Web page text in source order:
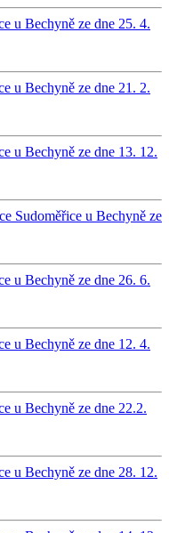
u Bechyně ze dne 25. 4.
u Bechyně ze dne 21. 2.
u Bechyně ze dne 13. 12.
Sudoměřice u Bechyně ze
u Bechyně ze dne 26. 6.
u Bechyně ze dne 12. 4.
u Bechyně ze dne 22.2.
u Bechyně ze dne 28. 12.